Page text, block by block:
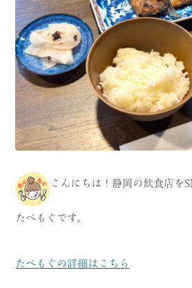
海 岬
温泉
池・滝・川 山・
町並み 観光
動物と触れ合える場所 カフ
人
体験
ABOUT
こんにちは！静岡の飲食店を
たべもぐです。
たべもぐの詳細はこちら